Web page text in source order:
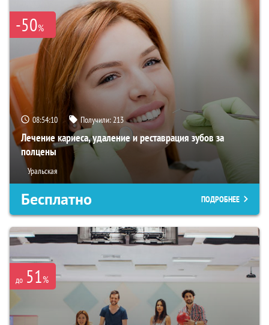
-50%
08:54:09 Получили:213
Лечение кариеса, удаление и реставрация зубов за
полцены
Уральская
Бесплатно ПОДРОБНЕЕ
до 51%